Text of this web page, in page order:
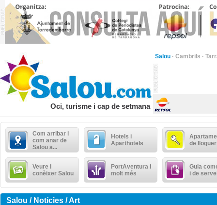
Salou · Cambrils ·
Oci, turisme i cap de setmana
Com arribar i
com anar de
Salou a...
Hotels i
Aparthotels
de lloguer
Veure i
conèixer Salou
PortAventura i
molt més
Guia
i de
Salou / Notícies / Art